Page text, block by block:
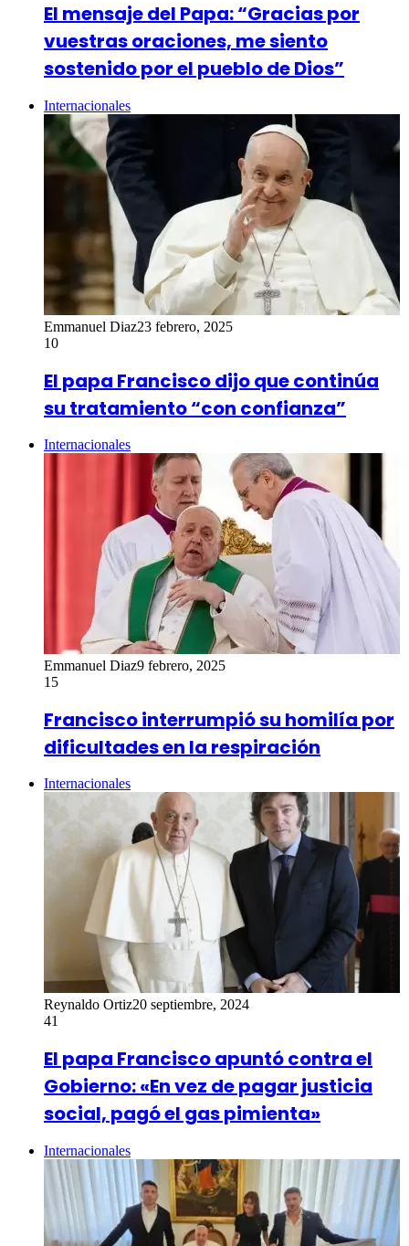
El mensaje del Papa: “Gracias por
vuestras oraciones, me siento
sostenido por el pueblo de Dios”
Internacionales
Emmanuel Diaz23 febrero, 2025
10
El papa Francisco dijo que continúa
su tratamiento “con confianza”
Internacionales
Emmanuel Diaz9 febrero, 2025
15
Francisco interrumpió su homilía por
dificultades en la respiración
Internacionales
Reynaldo Ortiz20 septiembre, 2024
41
El papa Francisco apuntó contra el
Gobierno: «En vez de pagar justicia
social, pagó el gas pimienta»
Internacionales